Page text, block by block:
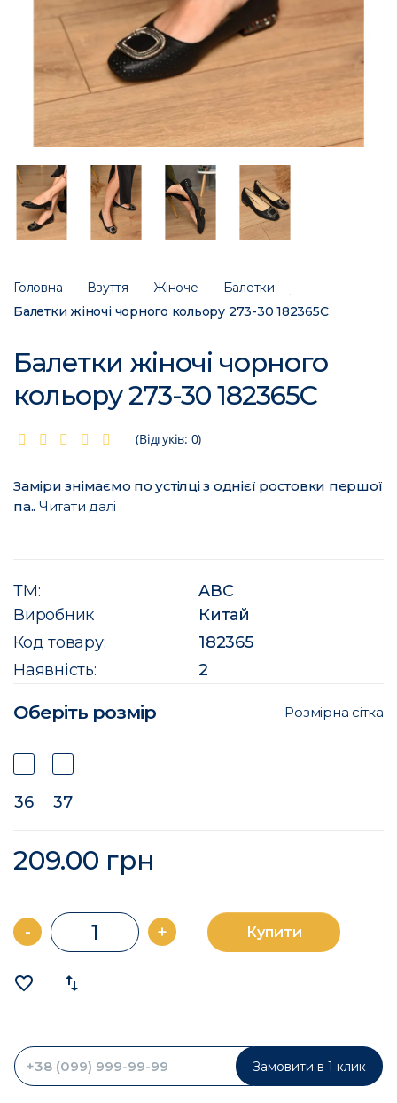
Головна Взуття Жіноче
Балетки
Балетки жіночі чорного кольору 273-30 182365C
Балетки жіночі чорного
кольору 273-30 182365C
(Відгуків: 0)
Заміри знімаємо по устілці з однієї ростовки першої
па.. Читати далі
ТМ:
ABC
Виробник
Китай
Код товару:
182365
Наявність:
2
Оберіть розмір Розмірна сітка
36 37
209.00 грн
- + Купити
favorite_border import_export
Замовити в 1 клик